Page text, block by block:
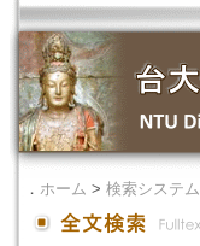
． ホーム > 検索システム